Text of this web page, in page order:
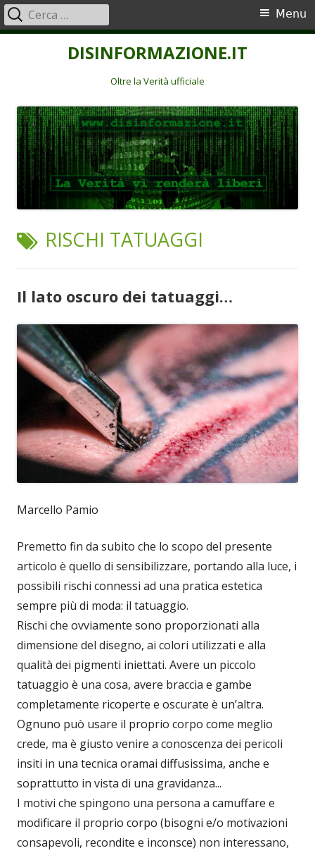
DISINFORMAZIONE.IT
Oltre la Verità ufficiale
Menu
principale
Menu
Ricerca
per:
TAG:
RISCHI TATUAGGI
Il lato oscuro dei tatuaggi…
Marcello Pamio
Premetto fin da subito che lo scopo del presente
articolo è quello di sensibilizzare, portando alla luce, i
possibili rischi connessi ad una pratica estetica
sempre più di moda: il tatuaggio.
Rischi che ovviamente sono proporzionati alla
dimensione del disegno, ai colori utilizzati e alla
qualità dei pigmenti iniettati. Avere un piccolo
tatuaggio è una cosa, avere braccia e gambe
completamente ricoperte e oscurate è un’altra.
Ognuno può usare il proprio corpo come meglio
crede, ma è giusto venire a conoscenza dei pericoli
insiti in una tecnica oramai diffusissima, anche e
soprattutto in vista di una gravidanza...
I motivi che spingono una persona a camuffare e
modificare il proprio corpo (bisogni e/o motivazioni
consapevoli, recondite e inconsce) non interessano,